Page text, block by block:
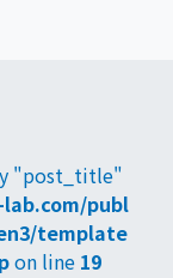
"post_title"
publ
template
on line 19